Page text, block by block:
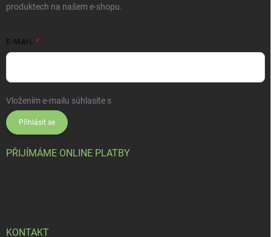
produktech na našem e-shopu.
E-MAIL
Vložením e-mailu súhlasíte s
Přihlásit se
PŘIJÍMÁME ONLINE PLATBY
KONTAKT